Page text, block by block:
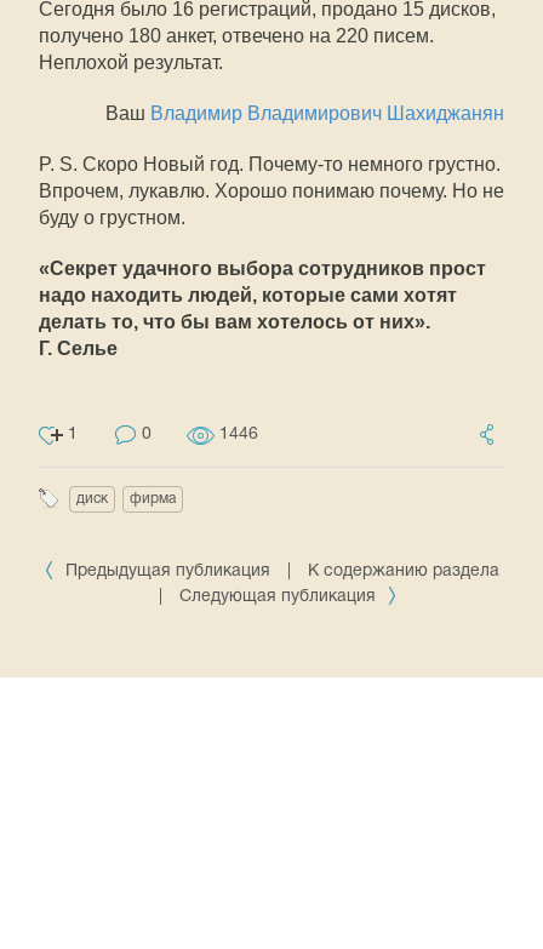
Сегодня было 16 регистраций, продано 15 дисков,
получено 180 анкет, отвечено на 220 писем.
Неплохой результат.
Ваш Владимир Владимирович Шахиджанян
P. S. Скоро Новый год. Почему-то немного грустно.
Впрочем, лукавлю. Хорошо понимаю почему. Но не
буду о грустном.
«Секрет удачного выбора сотрудников прост 
надо находить людей, которые сами хотят
делать то, что бы вам хотелось от них».
Г. Селье
1 0 1446
диск фирма
Предыдущая публикация
К содержанию раздела
Следующая публикация